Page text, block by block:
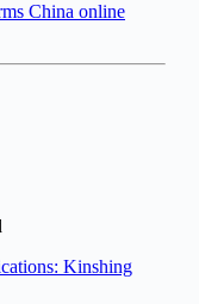
China online
Kinshing